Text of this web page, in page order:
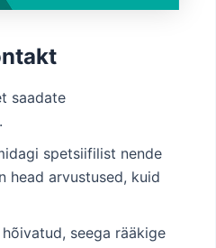
saadate
spetsiifilist nende
head arvustused, kuid
seega rääkige